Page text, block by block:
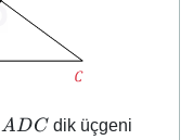
ADC
ADCdik üçgeni